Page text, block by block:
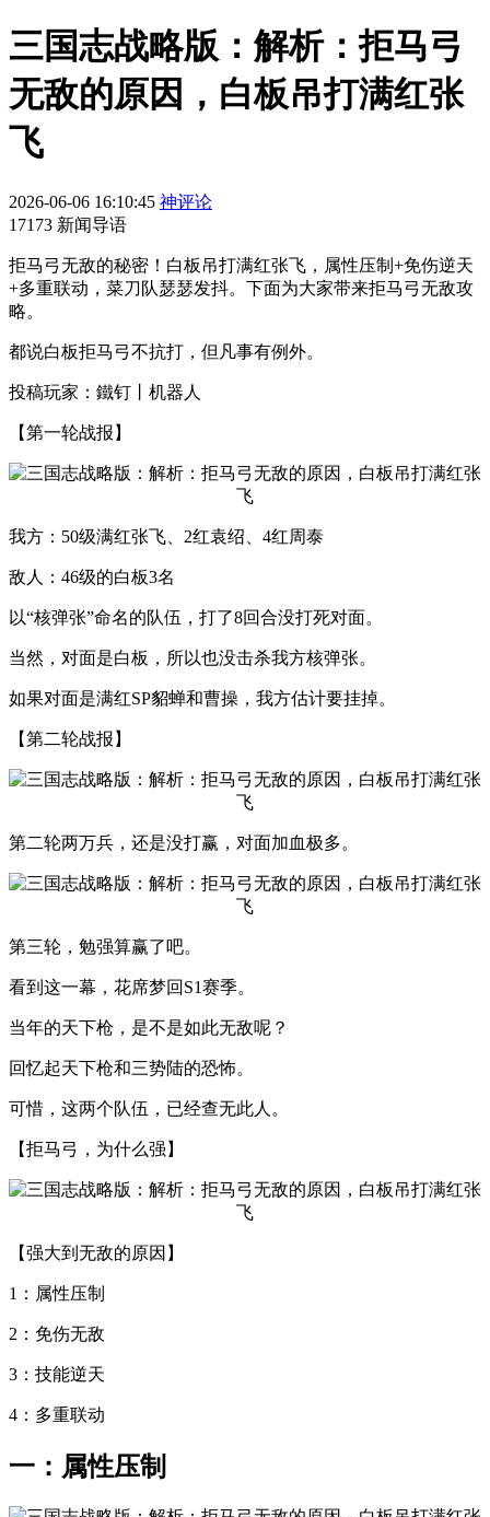
三国志战略版：解析：拒马弓
无敌的原因，白板吊打满红张
飞
2026-06-06 16:10:45 神评论
17173 新闻导语
拒马弓无敌的秘密！白板吊打满红张飞，属性压制+免伤逆天
+多重联动，菜刀队瑟瑟发抖。下面为大家带来拒马弓无敌攻
略。
都说白板拒马弓不抗打，但凡事有例外。
投稿玩家：鐵钉丨机器人
【第一轮战报】
我方：50级满红张飞、2红袁绍、4红周泰
敌人：46级的白板3名
以“核弹张”命名的队伍，打了8回合没打死对面。
当然，对面是白板，所以也没击杀我方核弹张。
如果对面是满红SP貂蝉和曹操，我方估计要挂掉。
【第二轮战报】
第二轮两万兵，还是没打赢，对面加血极多。
第三轮，勉强算赢了吧。
看到这一幕，花席梦回S1赛季。
当年的天下枪，是不是如此无敌呢？
回忆起天下枪和三势陆的恐怖。
可惜，这两个队伍，已经查无此人。
【拒马弓，为什么强】
【强大到无敌的原因】
1：属性压制
2：免伤无敌
3：技能逆天
4：多重联动
一：属性压制